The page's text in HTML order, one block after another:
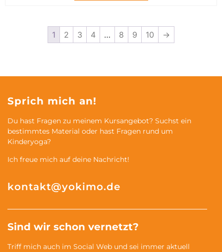
1 2 3 4 … 8 9 10 →
Sprich mich an!
Du hast Fragen zu meinem Kursangebot? Suchst ein
bestimmtes Material oder hast Fragen rund um
Kinderyoga?
Ich freue mich auf deine Nachricht!
kontakt@yokimo.de
Sind wir schon vernetzt?
Triff mich auch im Social Web und sei immer aktuell